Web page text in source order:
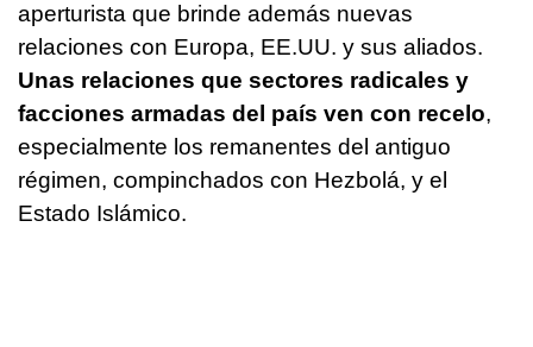
aperturista que brinde además nuevas
relaciones con Europa, EE.UU. y sus aliados.
Unas relaciones que sectores radicales y
facciones armadas del país ven con recelo,
especialmente los remanentes del antiguo
régimen, compinchados con Hezbolá, y el
Estado Islámico.